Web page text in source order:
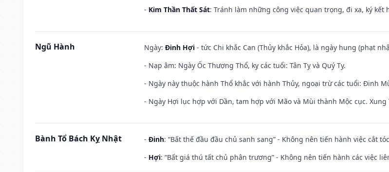
- Kim Thần Thất Sát: Tránh làm những công việc quan trọng, đi xa, ký
Ngũ Hành Ngày: Đinh Hợi - tức Chi khắc Can (Thủy khắc Hỏa), là ngày hung (phạt
- Nạp âm: Ngày Ốc Thượng Thổ, kỵ các tuổi: Tân Tỵ và Quý Tỵ.
- Ngày này thuộc hành Thổ khắc với hành Thủy, ngoại trừ các tuổi: Đinh
- Ngày Hợi lục hợp với Dần, tam hợp với Mão và Mùi thành Mộc cục.
Bành Tổ Bách Kỵ Nhật - Đinh: “Bất thế đầu đầu chủ sanh sang” - Không nên tiến hành việc cắt
- Hợi: “Bất giá thú tất chủ phân trương” - Không nên tiến hành các việc